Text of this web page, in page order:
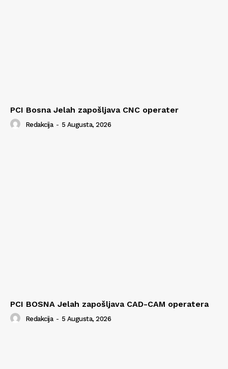
PCI Bosna Jelah zapošljava CNC operater
Redakcija - 5 Augusta, 2026
PCI BOSNA Jelah zapošljava CAD-CAM operatera
Redakcija - 5 Augusta, 2026